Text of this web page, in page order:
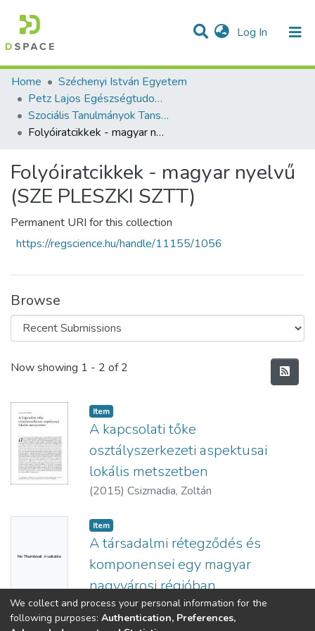
Log In (current)
Statistics
Communities & Collections
All of DSpace
Home
Széchenyi István Egyetem
Petz Lajos Egészségtudományi és Szociális Képzési Intézet
Szociális Tanulmányok Tanszék
Folyóiratcikkek - magyar nyelvű (SZE PLESZKI SZTT)
Folyóiratcikkek - magyar nyelvű
(SZE PLESZKI SZTT)
Permanent URI for this collection
https://regscience.hu/handle/11155/1056
Browse
Recent Submissions
Now showing 1 - 2 of 2
Item
A kapcsolati tőke
osztályszerkezeti aspektusai
lokális metszetben
(2015) Csizmadia, Zoltán
No Thumbnail Available
Item
A társadalmi rétegződés és
komponensei egy magyar
nagyvárosi régióban
(2015)Csizmadia, Zoltán
We collect and process your personal information for the
following purposes: Authentication, Preferences,